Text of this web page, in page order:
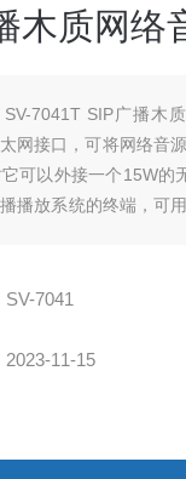
木质网络
SV-7041T SIP广播木
网接口，可将网络音
可以外接一个15W的
播放系统的终端，可
SV-7041
2023-11-15